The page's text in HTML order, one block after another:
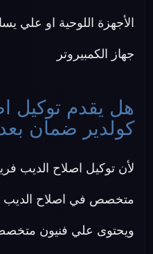
الأجهزة اللوحية او علي
جهاز الكمبيروتر
هل يقدم توكيل
كولدير ضمان
لأن توكيل اصلاح الديب
متخصص في اصلاح الديب
ويحتوى علي فنيون